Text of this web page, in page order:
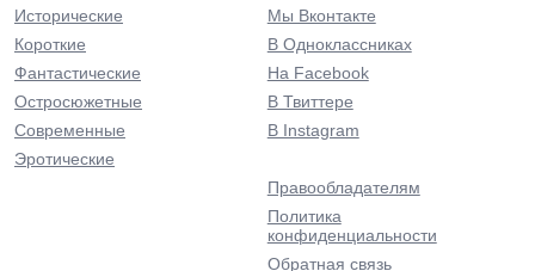
Исторические
Короткие
Фантастические
Остросюжетные
Современные
Эротические
Мы Вконтакте
В Одноклассниках
На Facebook
В Твиттере
В Instagram
Правообладателям
Политика
конфиденциальности
Обратная связь